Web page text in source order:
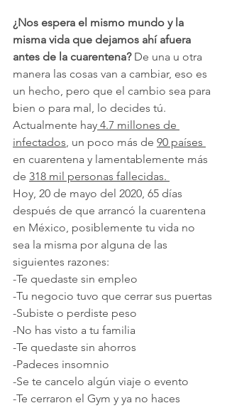
¿Nos espera el mismo mundo y la
misma vida que dejamos ahí afuera
antes de la cuarentena? De una u otra
manera las cosas van a cambiar, eso es
un hecho, pero que el cambio sea para
bien o para mal, lo decides tú.
Actualmente hay 4.7 millones de
infectados, un poco más de 90 países
en cuarentena y lamentablemente más
de 318 mil personas fallecidas.
Hoy, 20 de mayo del 2020, 65 días
después de que arrancó la cuarentena
en México, posiblemente tu vida no
sea la misma por alguna de las
siguientes razones:
-Te quedaste sin empleo
-Tu negocio tuvo que cerrar sus puertas
-Subiste o perdiste peso
-No has visto a tu familia
-Te quedaste sin ahorros
-Padeces insomnio
-Se te cancelo algún viaje o evento
-Te cerraron el Gym y ya no haces